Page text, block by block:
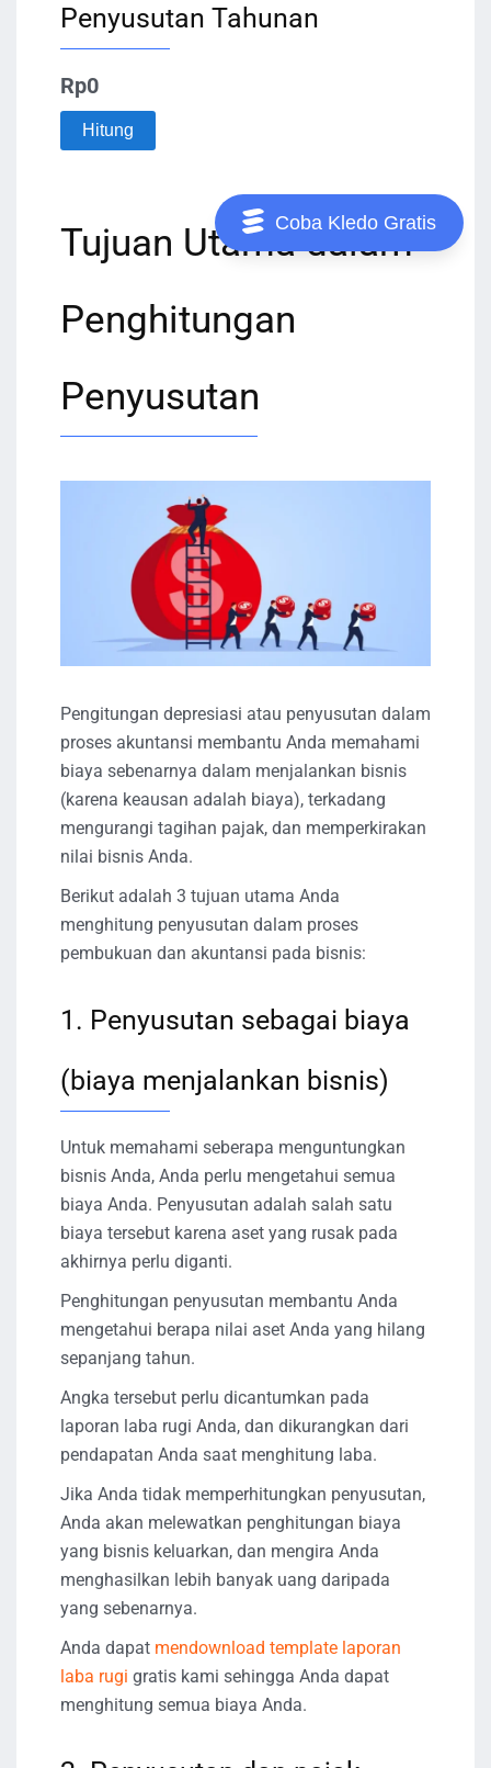
Penyusutan Tahunan
Rp0
Hitung
Tujuan Utama dalam
Penghitungan
Penyusutan
Pengitungan depresiasi atau penyusutan dalam
proses akuntansi membantu Anda memahami
biaya sebenarnya dalam menjalankan bisnis
(karena keausan adalah biaya), terkadang
mengurangi tagihan pajak, dan memperkirakan
nilai bisnis Anda.
Berikut adalah 3 tujuan utama Anda
menghitung penyusutan dalam proses
pembukuan dan akuntansi pada bisnis:
1. Penyusutan sebagai biaya
(biaya menjalankan bisnis)
Untuk memahami seberapa menguntungkan
bisnis Anda, Anda perlu mengetahui semua
biaya Anda. Penyusutan adalah salah satu
biaya tersebut karena aset yang rusak pada
akhirnya perlu diganti.
Penghitungan penyusutan membantu Anda
mengetahui berapa nilai aset Anda yang hilang
sepanjang tahun.
Angka tersebut perlu dicantumkan pada
laporan laba rugi Anda, dan dikurangkan dari
pendapatan Anda saat menghitung laba.
Jika Anda tidak memperhitungkan penyusutan,
Anda akan melewatkan penghitungan biaya
yang bisnis keluarkan, dan mengira Anda
menghasilkan lebih banyak uang daripada
yang sebenarnya.
Anda dapat mendownload template laporan
laba rugi gratis kami sehingga Anda dapat
menghitung semua biaya Anda.
Coba Kledo Gratis